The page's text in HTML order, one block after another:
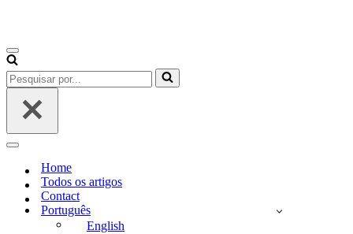
Menu
de
navegação
Pesquisar
por...
Menu
navegação
Home
Todos os artigos
Contact
Português
English